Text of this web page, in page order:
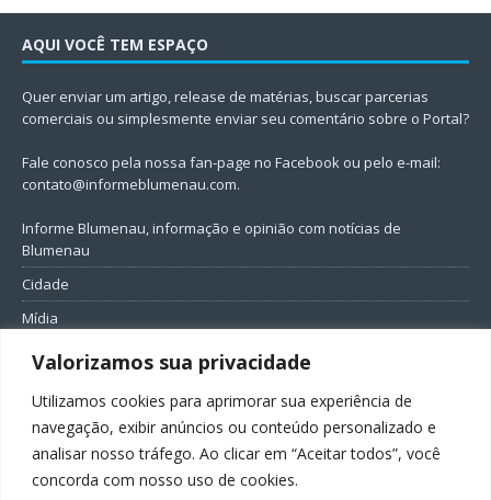
Valorizamos sua privacidade
Utilizamos cookies para aprimorar sua experiência de
navegação, exibir anúncios ou conteúdo personalizado e
analisar nosso tráfego. Ao clicar em “Aceitar todos”, você
concorda com nosso uso de cookies.
AQUI VOCÊ TEM ESPAÇO
Quer enviar um artigo, release de matérias, buscar parcerias
comerciais ou simplesmente enviar seu comentário sobre o Portal?
Fale conosco pela nossa fan-page no Facebook ou pelo e-mail:
contato@informeblumenau.com.
Informe Blumenau, informação e opinião com notícias de
Blumenau
Cidade
Mídia
Entretenimento
Política
FIQUE CONECTADO